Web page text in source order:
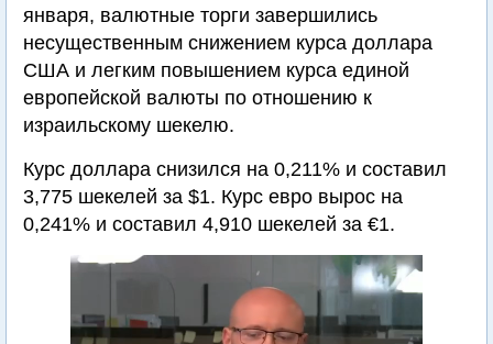
января, валютные торги завершились
несущественным снижением курса доллара
США и легким повышением курса единой
европейской валюты по отношению к
израильскому шекелю.
Курс доллара снизился на 0,211% и составил
3,775 шекелей за $1. Курс евро вырос на
0,241% и составил 4,910 шекелей за €1.